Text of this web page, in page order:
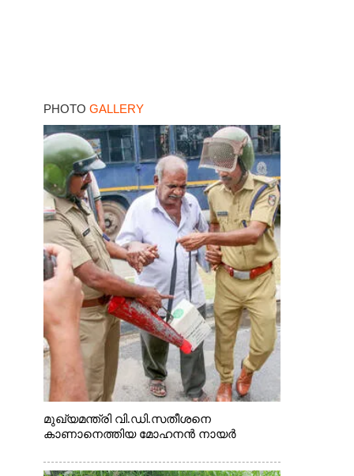
PHOTO GALLERY
മുഖ്യമന്ത്രി വി.ഡി.സതീശനെ
കാണാനെത്തിയ മോഹനൻ നായർ